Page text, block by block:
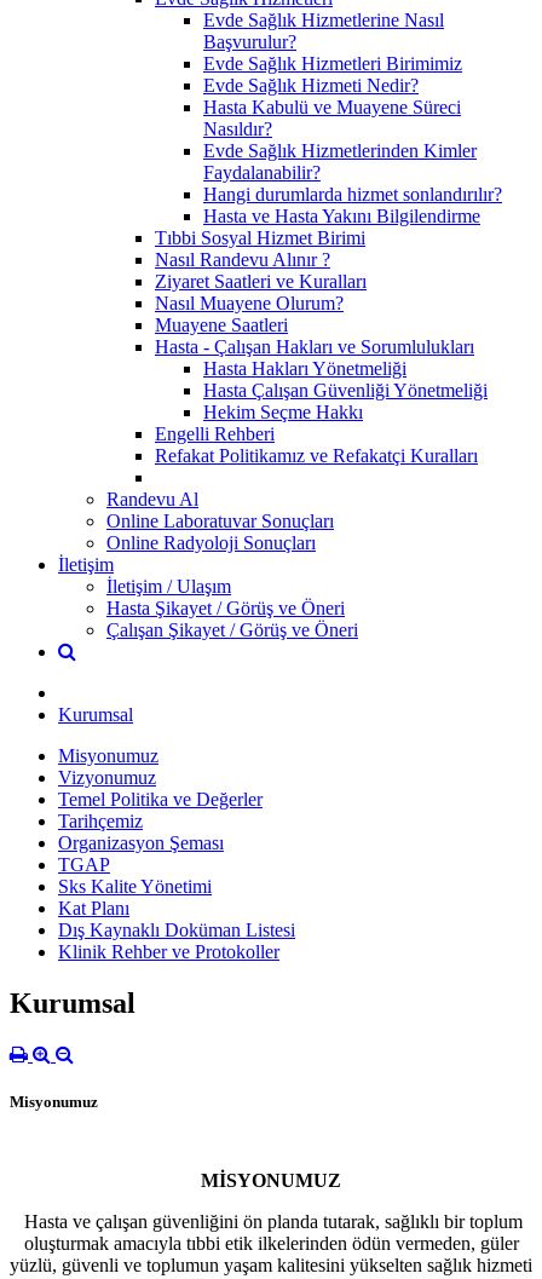
Evde Sağlık Hizmetlerine Nasıl
Başvurulur?
Evde Sağlık Hizmetleri Birimimiz
Evde Sağlık Hizmeti Nedir?
Hasta Kabulü ve Muayene Süreci
Nasıldır?
Evde Sağlık Hizmetlerinden Kimler
Faydalanabilir?
Hangi durumlarda hizmet sonlandırılır?
Hasta ve Hasta Yakını Bilgilendirme
Tıbbi Sosyal Hizmet Birimi
Nasıl Randevu Alınır ?
Ziyaret Saatleri ve Kuralları
Nasıl Muayene Olurum?
Muayene Saatleri
Hasta - Çalışan Hakları ve Sorumlulukları
Hasta Hakları Yönetmeliği
Hasta Çalışan Güvenliği Yönetmeliği
Hekim Seçme Hakkı
Engelli Rehberi
Refakat Politikamız ve Refakatçi Kuralları
Randevu Al
Online Laboratuvar Sonuçları
Online Radyoloji Sonuçları
İletişim
İletişim / Ulaşım
Hasta Şikayet / Görüş ve Öneri
Çalışan Şikayet / Görüş ve Öneri
Kurumsal
Misyonumuz
Vizyonumuz
Temel Politika ve Değerler
Tarihçemiz
Organizasyon Şeması
TGAP
Sks Kalite Yönetimi
Kat Planı
Dış Kaynaklı Doküman Listesi
Klinik Rehber ve Protokoller
Kurumsal
Misyonumuz
MİSYONUMUZ
Hasta ve çalışan güvenliğini ön planda tutarak, sağlıklı bir toplum
oluşturmak amacıyla tıbbi etik ilkelerinden ödün vermeden, güler
yüzlü, güvenli ve toplumun yaşam kalitesini yükselten sağlık hizmeti